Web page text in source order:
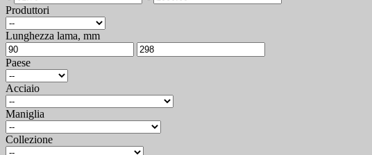
Produttori
Lunghezza lama, mm
Paese
Acciaio
Maniglia
Collezione